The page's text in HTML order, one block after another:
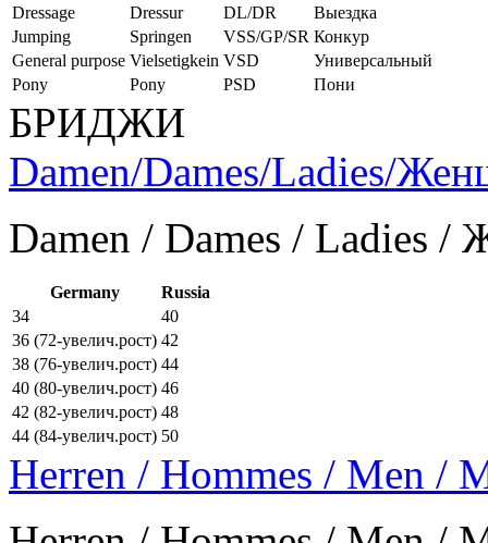
Dressage
Dressur DL/DR
Выездка
Jumping
Springen VSS/GP/SR Конкур
General purpose Vielsetigkein VSD
Универсальный
Pony
Pony PSD Пони
БРИДЖИ
Damen/Dames/Ladies/
Damen / Dames / Ladies
Germany
Russia
34
40
36 (72-увелич.рост) 42
38 (76-увелич.рост) 44
40 (80-увелич.рост) 46
42 (82-увелич.рост) 48
44 (84-увелич.рост) 50
Herren / Hommes / Men /